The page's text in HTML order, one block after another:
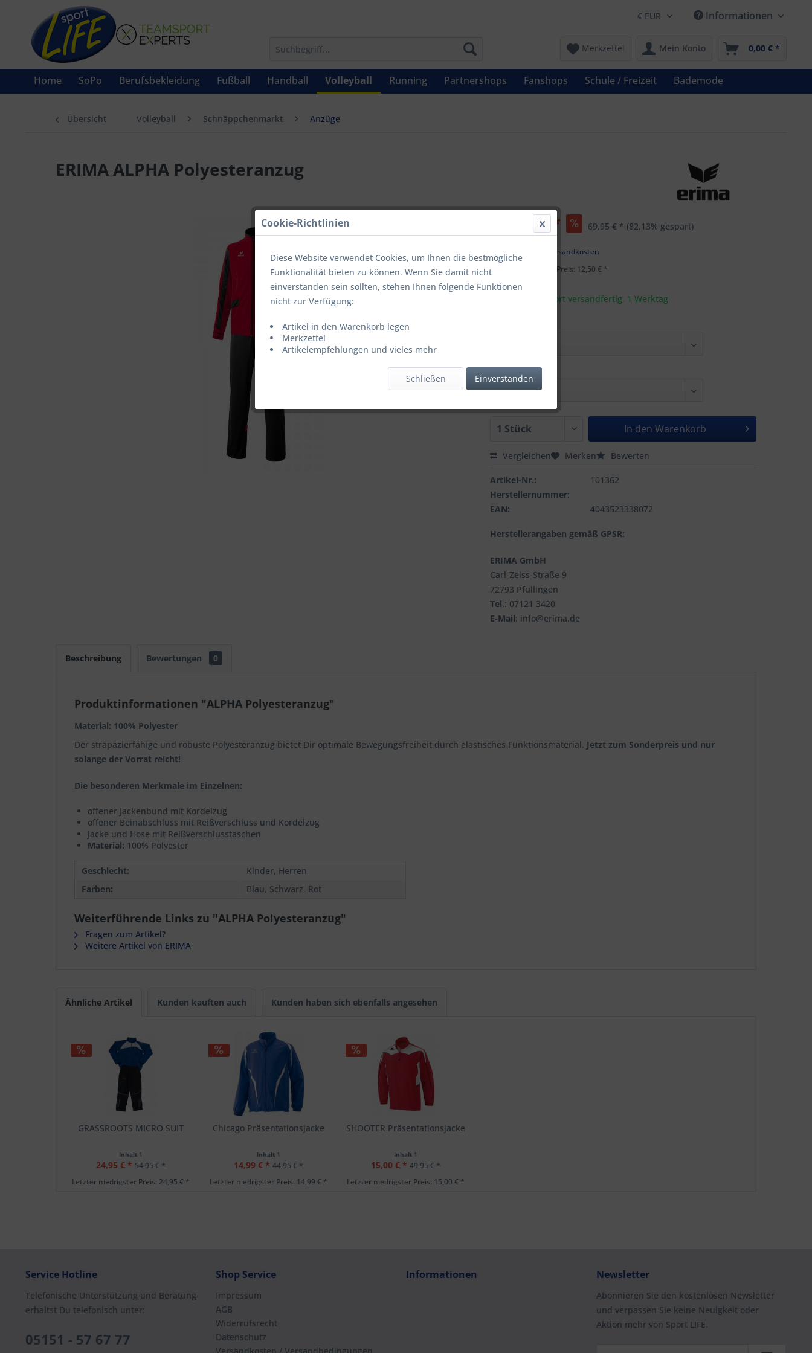
Informationen
Merkzettel Mein Konto 0,00 € *
Home SoPo Berufsbekleidung Fußball Handball Volleyball Running Partnershops Fanshops Schule / Freizeit Bademode
Übersicht Volleyball Schnäppchenmarkt Anzüge
ERIMA ALPHA Polyesteranzug
12,50 € * 69,95 € * (82,13% gespart)
zzgl. Versandkosten
Letzter niedrigster Preis: 12,50 € *
Artikel ist sofort versandfertig, 1 Werktag
GROESSE:
In den Warenkorb
Vergleichen Merken Bewerten
Artikel-Nr.:
101362
Herstellernummer:
EAN:
4043523338072
Herstellerangaben gemäß GPSR:
ERIMA GmbH
Carl-Zeiss-Straße 9
72793 Pfullingen
Tel.: 07121 3420
E-Mail: info@erima.de
Beschreibung Bewertungen 0
Produktinformationen "ALPHA Polyesteranzug"
Material: 100% Polyester
Der strapazierfähige und robuste Polyesteranzug bietet Dir optimale Bewegungsfreiheit durch elastisches Funktionsmaterial. Jetzt zum Sonderpreis und nur
solange der Vorrat reicht!
Die besonderen Merkmale im Einzelnen:
offener Jackenbund mit Kordelzug
offener Beinabschluss mit Reißverschluss und Kordelzug
Jacke und Hose mit Reißverschlusstaschen
Material: 100% Polyester
Geschlecht:
Kinder, Herren
Farben:
Blau, Schwarz, Rot
Weiterführende Links zu "ALPHA Polyesteranzug"
Fragen zum Artikel?
Weitere Artikel von ERIMA
Ähnliche Artikel Kunden kauften auch Kunden haben sich ebenfalls angesehen
GRASSROOTS MICRO SUIT
Inhalt 1
24,95 € * 54,95 € *
Letzter niedrigster Preis: 24,95 € *
Chicago Präsentationsjacke
Inhalt 1
14,99 € * 44,95 € *
Letzter niedrigster Preis: 14,99 € *
SHOOTER Präsentationsjacke
Inhalt 1
15,00 € * 49,95 € *
Letzter niedrigster Preis: 15,00 € *
Service Hotline
Telefonische Unterstützung und Beratung
erhaltst Du telefonisch unter:
05151 - 57 67 77
Shop Service
Impressum
AGB
Widerrufsrecht
Datenschutz
Informationen Newsletter
Abonnieren Sie den kostenlosen Newsletter
und verpassen Sie keine Neuigkeit oder
Aktion mehr von Sport LIFE.
Cookie-Richtlinien
Diese Website verwendet Cookies, um Ihnen die bestmögliche
Funktionalität bieten zu können. Wenn Sie damit nicht
einverstanden sein sollten, stehen Ihnen folgende Funktionen
nicht zur Verfügung:
Artikel in den Warenkorb legen
Merkzettel
Artikelempfehlungen und vieles mehr
Einverstanden
Schließen